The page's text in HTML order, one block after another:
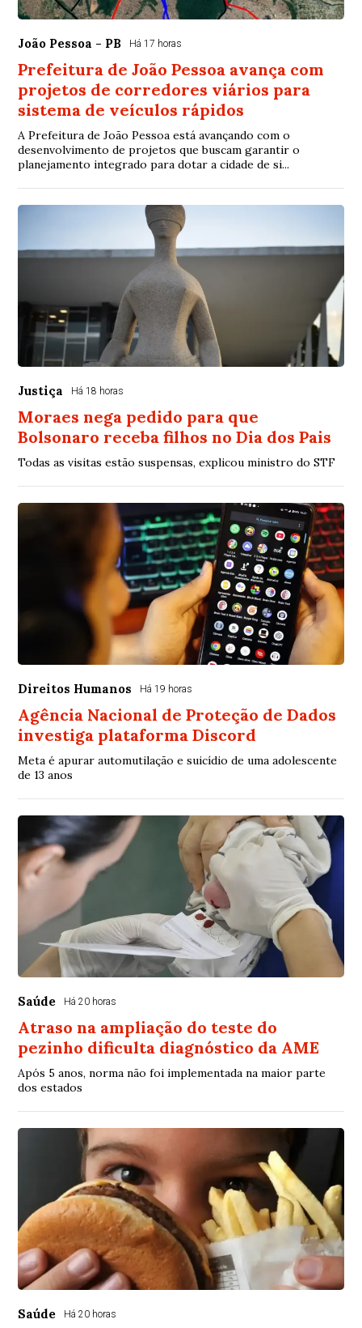
João Pessoa - PB Há 17 horas
Prefeitura de João Pessoa avança com
projetos de corredores viários para
sistema de veículos rápidos
A Prefeitura de João Pessoa está avançando com o
desenvolvimento de projetos que buscam garantir o
planejamento integrado para dotar a cidade de si...
Justiça Há 18 horas
Moraes nega pedido para que
Bolsonaro receba filhos no Dia dos Pais
Todas as visitas estão suspensas, explicou ministro do STF
Direitos Humanos Há 19 horas
Agência Nacional de Proteção de Dados
investiga plataforma Discord
Meta é apurar automutilação e suicídio de uma adolescente
de 13 anos
Saúde Há 20 horas
Atraso na ampliação do teste do
pezinho dificulta diagnóstico da AME
Após 5 anos, norma não foi implementada na maior parte
dos estados
Saúde Há 20 horas